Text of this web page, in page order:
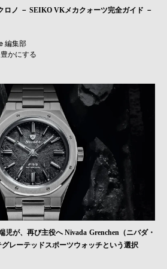
ロノ － SEIKO VKメカクォーツ完全ガイド －
編集部
かにする
児が、再び主役へ Nivada Grenchen（ニバダ・
レーテッドスポーツウォッチという選択